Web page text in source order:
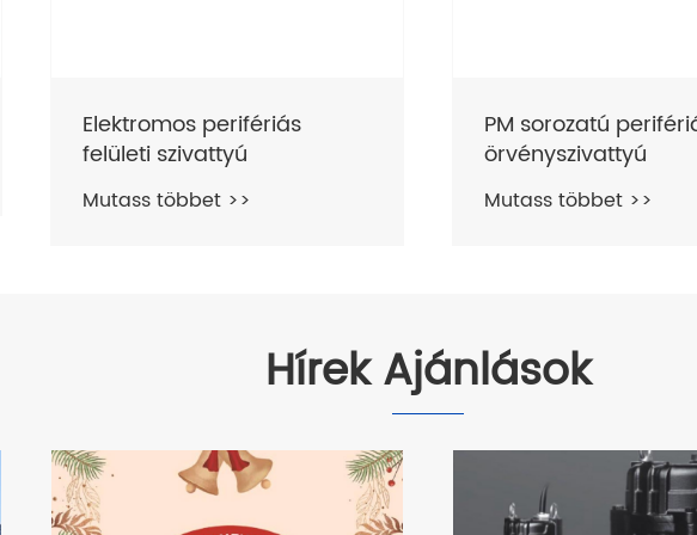
PM sorozatú perifériás
örvényszivattyú
Mutass többet >>
TQ tiszta vízszivattyú
perifériás sárgaréz
járókerékkel
Mutass többet >>
Hírek Ajánlások